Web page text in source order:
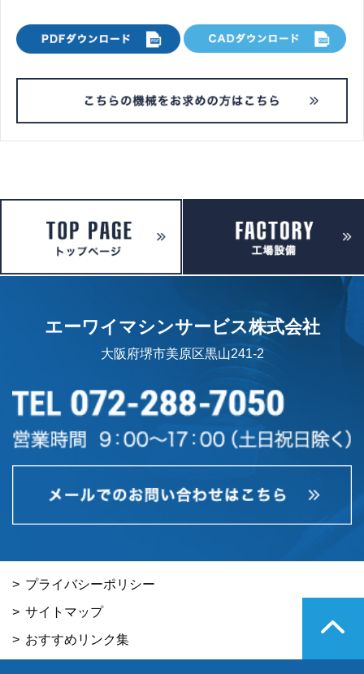
エーワイマシンサービス株式会社
大阪府堺市美原区黒山241-2
> プライバシーポリシー
> サイトマップ
> おすすめリンク集